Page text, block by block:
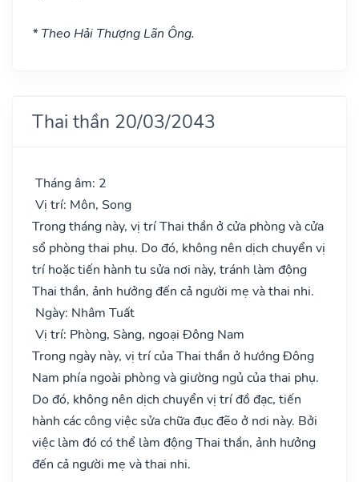
* Theo Hải Thượng Lãn Ông.
Thai thần 20/03/2043
Tháng âm: 2
Vị trí: Môn, Song
Trong tháng này, vị trí Thai thần ở cửa phòng và cửa
sổ phòng thai phụ. Do đó, không nên dịch chuyển vị
trí hoặc tiến hành tu sửa nơi này, tránh làm động
Thai thần, ảnh hưởng đến cả người mẹ và thai nhi.
Ngày: Nhâm Tuất
Vị trí: Phòng, Sàng, ngoại Đông Nam
Trong ngày này, vị trí của Thai thần ở hướng Đông
Nam phía ngoài phòng và giường ngủ của thai phụ.
Do đó, không nên dịch chuyển vị trí đồ đạc, tiến
hành các công việc sửa chữa đục đẽo ở nơi này. Bởi
việc làm đó có thể làm động Thai thần, ảnh hưởng
đến cả người mẹ và thai nhi.